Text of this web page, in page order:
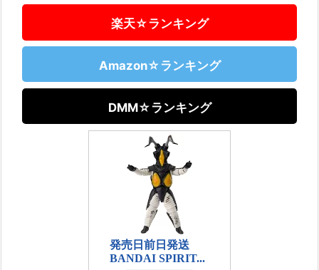
楽天☆ランキング
Amazon☆ランキング
DMM☆ランキング